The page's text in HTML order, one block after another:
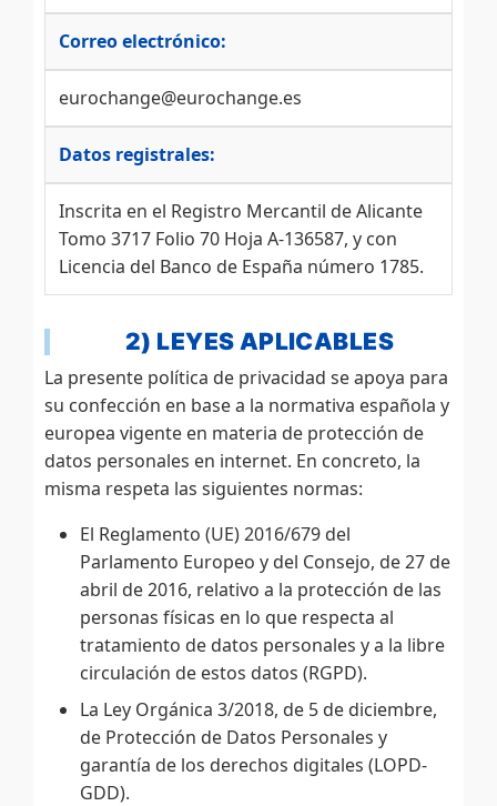
Correo electrónico:
eurochange@eurochange.es
Datos registrales:
Inscrita en el Registro Mercantil de Alicante
Tomo 3717 Folio 70 Hoja A-136587, y con
Licencia del Banco de España número 1785.
2) LEYES APLICABLES
La presente política de privacidad se apoya para
su confección en base a la normativa española y
europea vigente en materia de protección de
datos personales en internet. En concreto, la
misma respeta las siguientes normas:
El Reglamento (UE) 2016/679 del
Parlamento Europeo y del Consejo, de 27 de
abril de 2016, relativo a la protección de las
personas físicas en lo que respecta al
tratamiento de datos personales y a la libre
circulación de estos datos (RGPD).
La Ley Orgánica 3/2018, de 5 de diciembre,
de Protección de Datos Personales y
garantía de los derechos digitales (LOPD-
GDD).